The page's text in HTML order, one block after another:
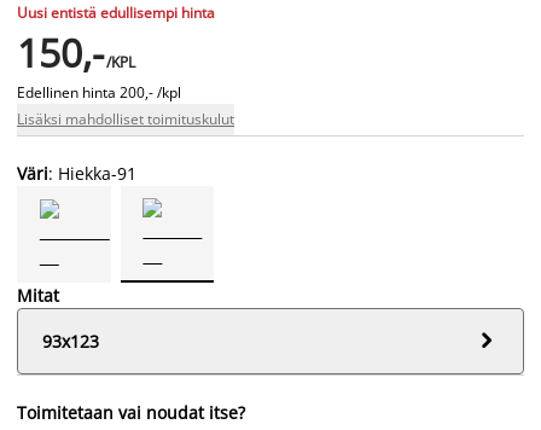
Uusi entistä edullisempi hinta
150,-/KPL
Edellinen hinta 200,- /kpl
Lisäksi mahdolliset toimituskulut
Väri: Hiekka-91
Mitat
93x123

Toimitetaan vai noudat itse?